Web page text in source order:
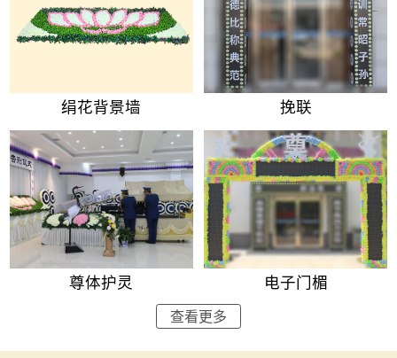
绢花背景墙 挽联
尊体护灵 电子门楣
查看更多